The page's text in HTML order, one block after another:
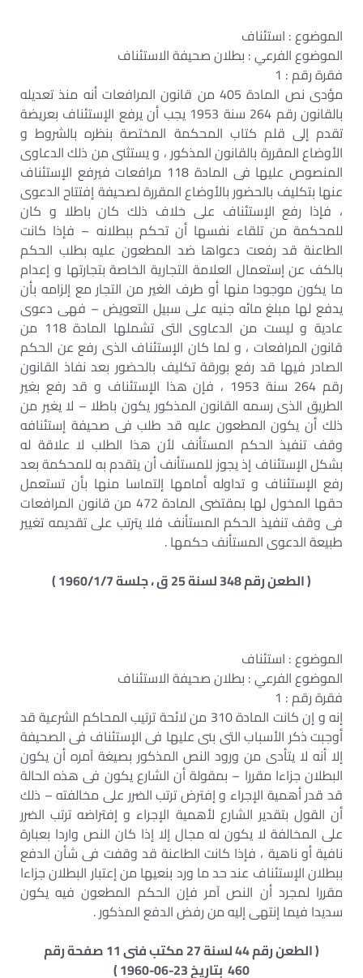
الموضوع : استئناف
الموضوع الفرعي : بطلان صحيفة الاستئناف
فقرة رقم : 1
مؤدى نص المادة 405 من قانون المرافعات أنه منذ تعديله
بالقانون رقم 264 سنة 1953 يجب أن يرفع الإستئناف بعريضة
تقدم إلى قلم كتاب المحكمة المختصة بنظره بالشروط و
الأوضاع المقررة بالقانون المذكور ، و يستثنى من ذلك الدعاوى
المنصوص عليها فى المادة 118 مرافعات فيرفع الإستئناف
عنها بتكليف بالحضور بالأوضاع المقررة لصحيفة إفتتاح الدعوى
، فإذا رفع الإستئناف على خلاف ذلك كان باطلا و كان
للمحكمة من تلقاء نفسها أن تحكم ببطلانه – فإذا كانت
الطاعنة قد رفعت دعواها ضد المطعون عليه بطلب الحكم
بالكف عن إستعمال العلامة التجارية الخاصة بتجارتها و إعدام
ما يكون موجودا منها أو طرف الغير من التجار مع إلزامه بأن
يدفع لها مبلغ مائه جنيه على سبيل التعويض – فهى دعوى
عادية و ليست من الدعاوى التى تشملها المادة 118 من
قانون المرافعات ، و لما كان الإستئناف الذى رفع عن الحكم
الصادر فيها قد رفع بورقة تكليف بالحضور بعد نفاذ القانون
رقم 264 سنة 1953 ، فإن هذا الإستئناف و قد رفع بغير
الطريق الذى رسمه القانون المذكور يكون باطلا – لا يغير من
ذلك أن يكون المطعون عليه قد طلب فى صحيفة إستئنافه
وقف تنفيذ الحكم المستأنف لأن هذا الطلب لا علاقة له
بشكل الإستئناف إذ يجوز للمستأنف أن يتقدم به للمحكمة بعد
رفع الإستئناف و تداوله أمامها إلتماسا منها بأن تستعمل
حقها المخول لها بمقتضى المادة 472 من قانون المرافعات
فى وقف تنفيذ الحكم المستأنف فلا يترتب على تقديمه تغيير
طبيعة الدعوى المستأنف حكمها .
( الطعن رقم 348 لسنة 25 ق ، جلسة 1960/1/7 )
الموضوع : استئناف
الموضوع الفرعي : بطلان صحيفة الاستئناف
فقرة رقم : 1
إنه و إن كانت المادة 310 من لائحة ترتيب المحاكم الشرعية قد
أوجبت ذكر الأسباب التى بنى عليها فى الإستئناف فى الصحيفة
إلا أنه لا يتأدى من ورود النص المذكور بصيغة آمره أن يكون
البطلان جزاءا مقررا – بمقولة أن الشارع يكون فى هذه الحالة
قد قدر أهمية الإجراء و إفترض ترتب الضرر على مخالفته – ذلك
أن القول بتقدير الشارع لأهمية الإجراء و إفتراضه ترتب الضرر
على المخالفة لا يكون له مجال إلا إذا كان النص واردا بعبارة
نافية أو ناهية ، فإذا كانت الطاعنة قد وقفت فى شأن الدفع
ببطلان الإستئناف عند حد ما ورد بنعيها من إعتبار البطلان جزاءا
مقررا لمجرد أن النص آمر فإن الحكم المطعون فيه يكون
سديدا فيما إنتهى إليه من رفض الدفع المذكور .
( الطعن رقم 44 لسنة 27 مكتب فنى 11 صفحة رقم
460 بتاريخ 23-06-1960 )